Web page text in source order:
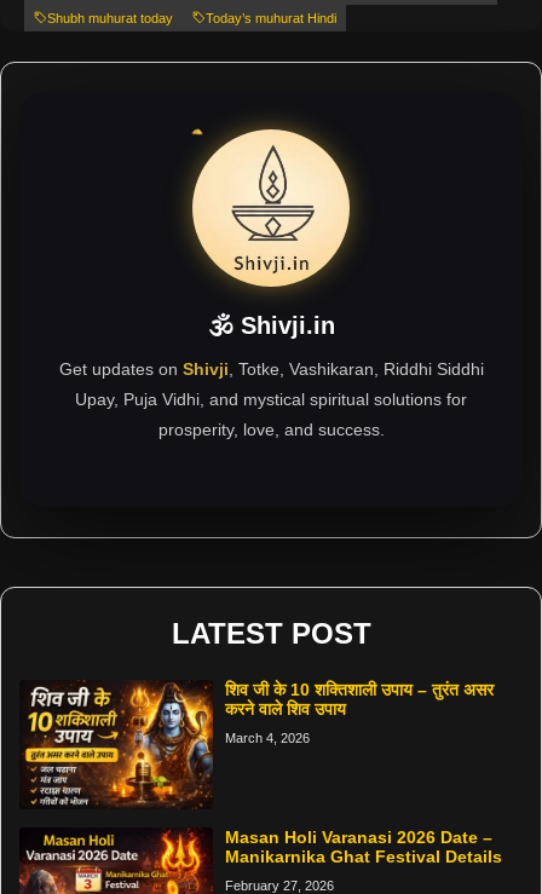
Shubh muhurat today
Today’s muhurat Hindi
🕉 Shivji.in
Get updates on Shivji , Totke, Vashikaran, Riddhi Siddhi
Upay, Puja Vidhi, and mystical spiritual solutions for
prosperity, love, and success.
LATEST POST
शिव जी के 10 शक्तिशाली उपाय – तुरंत असर
करने वाले शिव उपाय
March 4, 2026
Masan Holi Varanasi 2026 Date –
Manikarnika Ghat Festival Details
February 27, 2026